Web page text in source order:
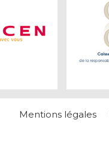
Mentions légales